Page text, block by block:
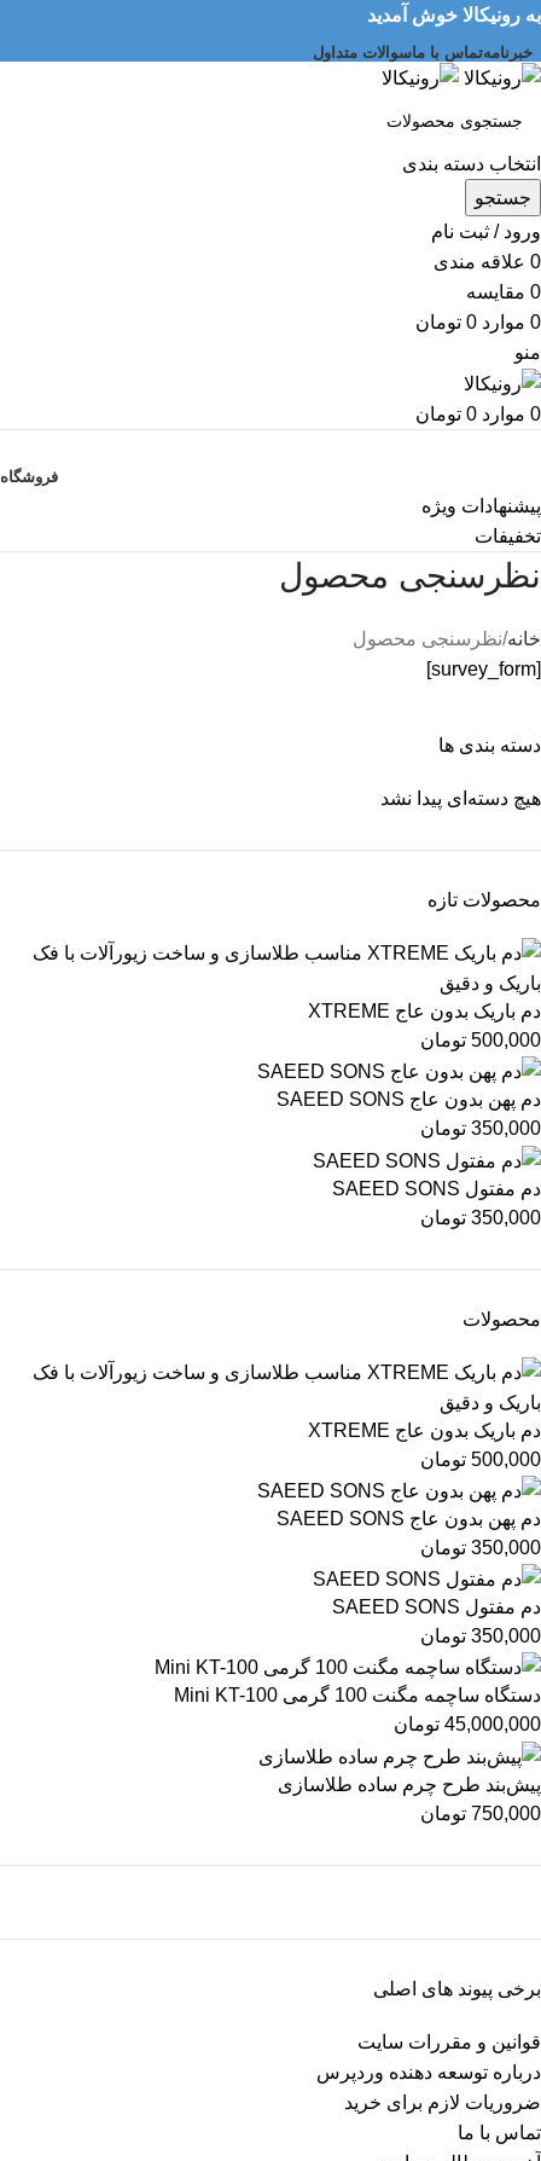
به رونیکالا خوش آمدید
خبرنامهتماس با ماسوالات متداول
انتخاب دسته بندی
جستجو
ورود / ثبت نام
0 علاقه مندی
0 مقایسه
0 موارد 0 تومان
منو
0 موارد 0 تومان
فروشگاه
پیشنهادات ویژه
تخفیفات
نظرسنجی محصول
خانه نظرسنجی محصول
[survey_form]
دسته بندی ها
هیچ دسته‌ای پیدا نشد
محصولات تازه
دم باریک بدون عاج XTREME
500,000 تومان
دم پهن بدون عاج SAEED SONS
350,000 تومان
دم مفتول SAEED SONS
350,000 تومان
محصولات
دم باریک بدون عاج XTREME
500,000 تومان
دم پهن بدون عاج SAEED SONS
350,000 تومان
دم مفتول SAEED SONS
350,000 تومان
دستگاه ساچمه مگنت 100 گرمی Mini KT-100
45,000,000 تومان
پیش‌بند طرح چرم ساده طلاسازی
750,000 تومان
برخی پیوند های اصلی
قوانین و مقررات سایت
درباره توسعه دهنده وردپرس
ضروریات لازم برای خرید
تماس با ما